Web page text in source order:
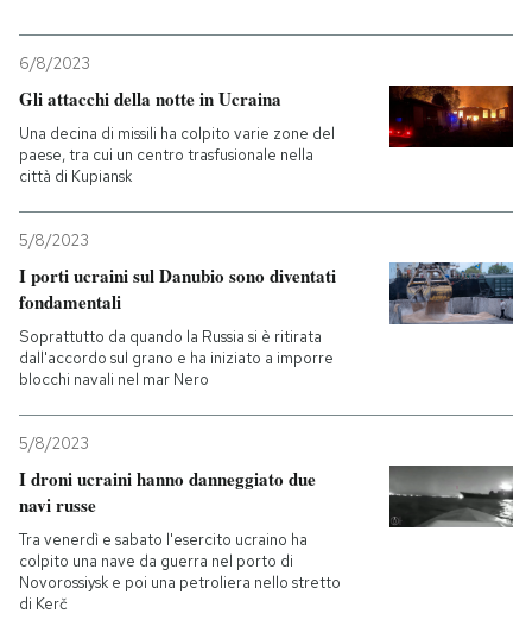
6/8/2023
Gli attacchi della notte in Ucraina
Una decina di missili ha colpito varie zone del
paese, tra cui un centro trasfusionale nella
città di Kupiansk
5/8/2023
I porti ucraini sul Danubio sono diventati
fondamentali
Soprattutto da quando la Russia si è ritirata
dall'accordo sul grano e ha iniziato a imporre
blocchi navali nel mar Nero
5/8/2023
I droni ucraini hanno danneggiato due
navi russe
Tra venerdì e sabato l'esercito ucraino ha
colpito una nave da guerra nel porto di
Novorossiysk e poi una petroliera nello stretto
di Kerč